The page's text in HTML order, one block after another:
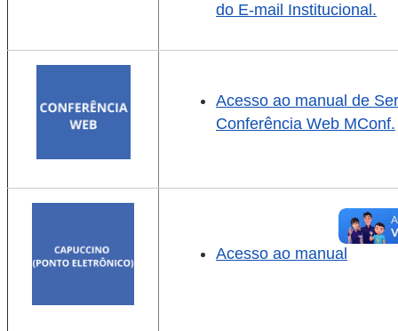
do E-mail Institucional.
Acesso ao manual de
Conferência Web MConf.
Acesso ao manual